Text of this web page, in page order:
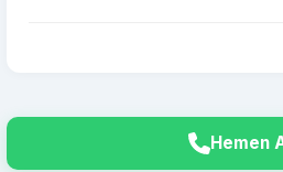
Hemen